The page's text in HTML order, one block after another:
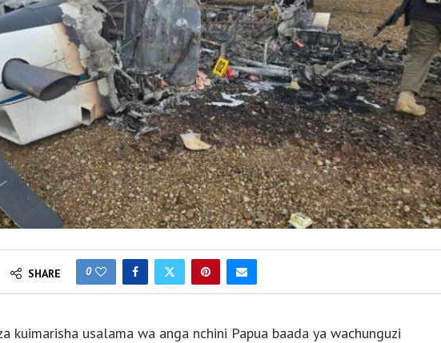
SHARE 0
kuimarisha usalama wa anga nchini Papua baada ya wachunguzi